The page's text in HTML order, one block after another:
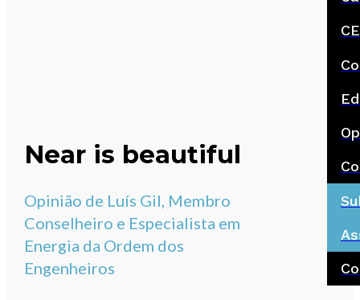
Near is beautiful
Opinião de Luís Gil, Membro
Conselheiro e Especialista em
Energia da Ordem dos
Engenheiros